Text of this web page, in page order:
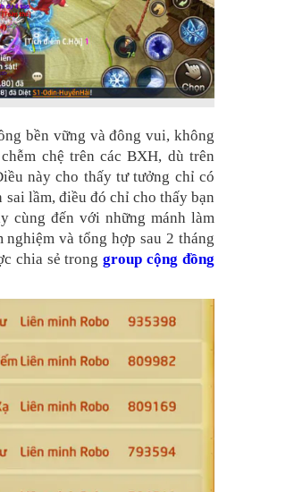
bền vững và đông vui, không
chệ trên các BXH, dù trên
này cho thấy tư tưởng chỉ có
lầm, điều đó chỉ cho thấy bạn
cùng đến với những mánh làm
và tổng hợp sau 2 tháng
chia sẻ trong group cộng đồng